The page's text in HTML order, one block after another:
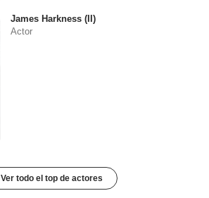
James Harkness (II)
Actor
Ver todo el top de actores